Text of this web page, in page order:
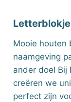
Mooie houten
naamgeving
ander doel Bij
creëren we
perfect zijn